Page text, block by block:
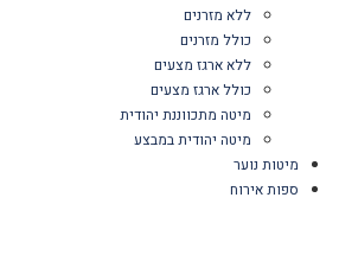
ללא מזרנים
כולל מזרנים
ללא ארגז מצעים
כולל ארגז מצעים
מיטה מתכווננת יהודית
מיטה יהודית במבצע
מיטות נוער
ספות אירוח